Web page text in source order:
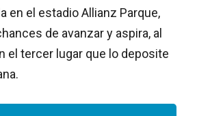
en el estadio Allianz Parque,
de avanzar y aspira, al
el tercer lugar que lo deposite